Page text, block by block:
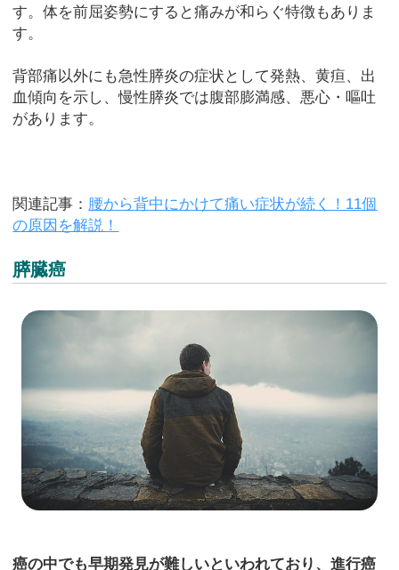
す。体を前屈姿勢にすると痛みが和らぐ特徴もありま
す。
背部痛以外にも急性膵炎の症状として発熱、黄疸、出
血傾向を示し、慢性膵炎では腹部膨満感、悪心・嘔吐
があります。
関連記事： 腰から背中にかけて痛い症状が続く！11個
の原因を解説！
膵臓癌
癌の中でも早期発見が難しいといわれており、進行癌